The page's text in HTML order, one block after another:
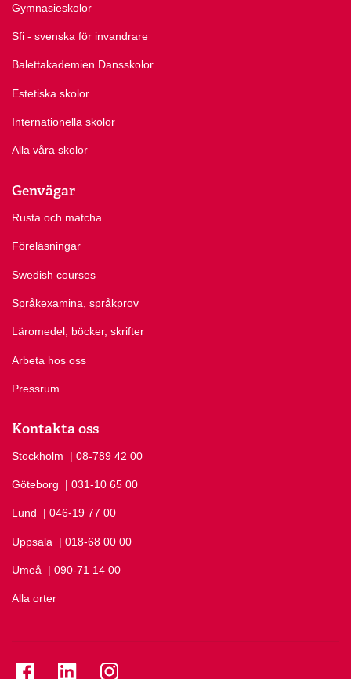
Gymnasieskolor
Sfi - svenska för invandrare
Balettakademien Dansskolor
Estetiska skolor
Internationella skolor
Alla våra skolor
Genvägar
Rusta och matcha
Föreläsningar
Swedish courses
Språkexamina, språkprov
Läromedel, böcker, skrifter
Arbeta hos oss
Pressrum
Kontakta oss
Stockholm Ring Stockholm på
| 08-789 42 00
Göteborg Ring Göteborg på
| 031-10 65 00
Lund Ring Lund på
| 046-19 77 00
Uppsala Ring Uppsala på
| 018-68 00 00
Umeå Ring Umeå på
| 090-71 14 00
Alla orter
Se folkuniversitetet på Facebook
Se folkuniversitetet på LinkedIn